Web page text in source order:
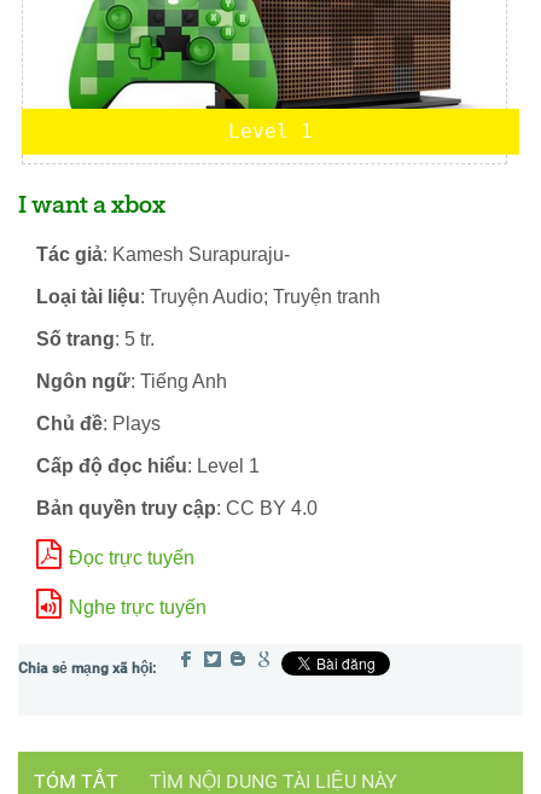
Level 1
I want a xbox
Tác giả: Kamesh Surapuraju-
Loại tài liệu: Truyện Audio; Truyện tranh
Số trang: 5 tr.
Ngôn ngữ: Tiếng Anh
Chủ đề: Plays
Cấp độ đọc hiểu: Level 1
Bản quyền truy cập: CC BY 4.0
Đọc trực tuyến
Nghe trực tuyến
TÓM TẮT TÌM NỘI DUNG TÀI LIỆU NÀY